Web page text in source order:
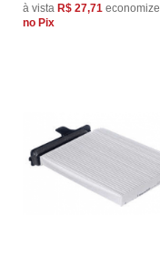
à vista R$ 27,71 economize
no Pix